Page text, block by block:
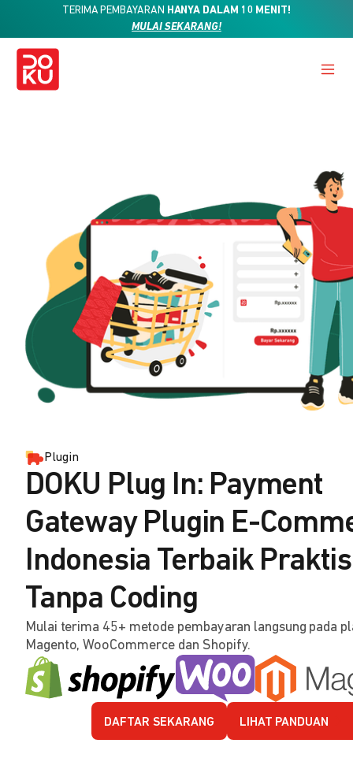
TERIMA PEMBAYARAN HANYA DALAM 10 MENIT!
MULAI SEKARANG!
Plugin
DOKU Plug In: Payment
Gateway Plugin E-
Indonesia Terbaik Praktis
Tanpa Coding
Mulai terima 45+ metode pembayaran langsung pada
Magento, WooCommerce dan Shopify.
DAFTAR SEKARANG LIHAT PANDUAN